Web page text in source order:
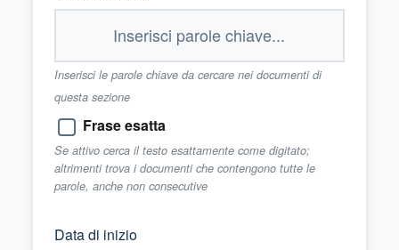
Inserisci le parole chiave da cercare nei documenti di
questa sezione
Frase esatta
Se attivo cerca il testo esattamente come digitato;
altrimenti trova i documenti che contengono tutte le
parole, anche non consecutive
Data di inizio